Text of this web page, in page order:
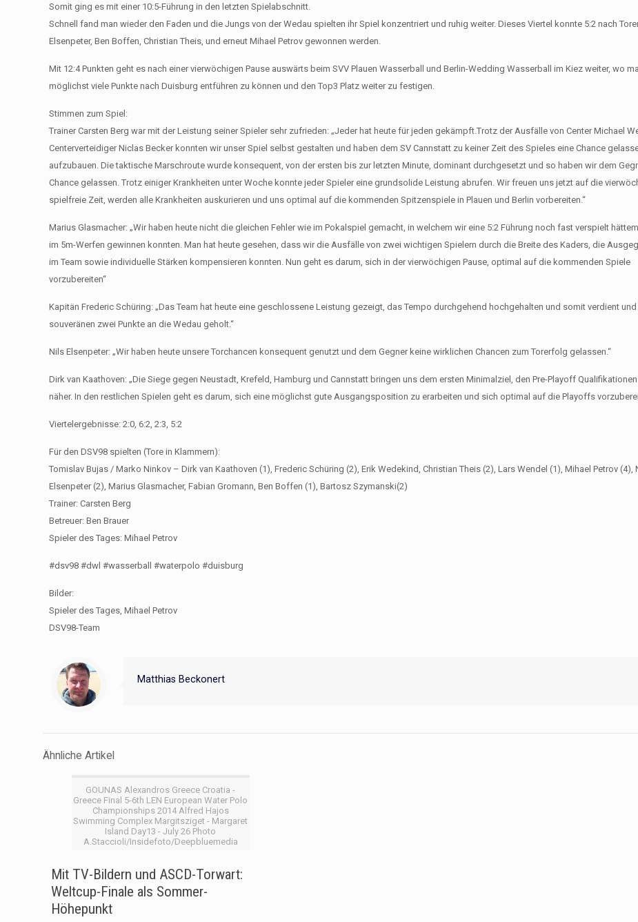
Somit ging es mit einer 10:5-Führung in den letzten Spielabschnitt.
Schnell fand man wieder den Faden und die Jungs von der Wedau spielten ihr Spiel konzentriert und ruhig weiter. Dieses Viertel konnte 5:2 nach
Elsenpeter, Ben Boffen, Christian Theis, und erneut Mihael Petrov gewonnen werden.
Mit 12:4 Punkten geht es nach einer vierwöchigen Pause auswärts beim SVV Plauen Wasserball und Berlin-Wedding Wasserball im Kiez weiter, wo
möglichst viele Punkte nach Duisburg entführen zu können und den Top3 Platz weiter zu festigen.
Stimmen zum Spiel:
Trainer Carsten Berg war mit der Leistung seiner Spieler sehr zufrieden: „Jeder hat heute für jeden gekämpft.Trotz der Ausfälle von Center Michael
Centerverteidiger Niclas Becker konnten wir unser Spiel selbst gestalten und haben dem SV Cannstatt zu keiner Zeit des Spieles eine Chance
aufzubauen. Die taktische Marschroute wurde konsequent, von der ersten bis zur letzten Minute, dominant durchgesetzt und so haben wir dem
Chance gelassen. Trotz einiger Krankheiten unter Woche konnte jeder Spieler eine grundsolide Leistung abrufen. Wir freuen uns jetzt auf die
spielfreie Zeit, werden alle Krankheiten auskurieren und uns optimal auf die kommenden Spitzenspiele in Plauen und Berlin vorbereiten.“
Marius Glasmacher: „Wir haben heute nicht die gleichen Fehler wie im Pokalspiel gemacht, in welchem wir eine 5:2 Führung noch fast verspielt
im 5m-Werfen gewinnen konnten. Man hat heute gesehen, dass wir die Ausfälle von zwei wichtigen Spielern durch die Breite des Kaders, die
im Team sowie individuelle Stärken kompensieren konnten. Nun geht es darum, sich in der vierwöchigen Pause, optimal auf die kommenden Spiele
vorzubereiten“
Kapitän Frederic Schüring: „Das Team hat heute eine geschlossene Leistung gezeigt, das Tempo durchgehend hochgehalten und somit verdient und
souveränen zwei Punkte an die Wedau geholt.“
Nils Elsenpeter: „Wir haben heute unsere Torchancen konsequent genutzt und dem Gegner keine wirklichen Chancen zum Torerfolg gelassen.“
Dirk van Kaathoven: „Die Siege gegen Neustadt, Krefeld, Hamburg und Cannstatt bringen uns dem ersten Minimalziel, den Pre-Playoff
näher. In den restlichen Spielen geht es darum, sich eine möglichst gute Ausgangsposition zu erarbeiten und sich optimal auf die Playoffs
Viertelergebnisse: 2:0, 6:2, 2:3, 5:2
Für den DSV98 spielten (Tore in Klammern):
Tomislav Bujas / Marko Ninkov – Dirk van Kaathoven (1), Frederic Schüring (2), Erik Wedekind, Christian Theis (2), Lars Wendel (1), Mihael Petrov (4),
Elsenpeter (2), Marius Glasmacher, Fabian Gromann, Ben Boffen (1), Bartosz Szymanski(2)
Trainer: Carsten Berg
Betreuer: Ben Brauer
Spieler des Tages: Mihael Petrov
#dsv98 #dwl #wasserball #waterpolo #duisburg
Bilder:
Spieler des Tages, Mihael Petrov
DSV98-Team
Matthias Beckonert
Ähnliche Artikel
GOUNAS Alexandros Greece Croatia -
Greece Final 5-6th LEN European Water Polo
Championships 2014 Alfred Hajos
Swimming Complex Margitsziget - Margaret
Island Day13 - July 26 Photo
A.Staccioli/Insidefoto/Deepbluemedia
Mit TV-Bildern und ASCD-Torwart:
Weltcup-Finale als Sommer-
Höhepunkt